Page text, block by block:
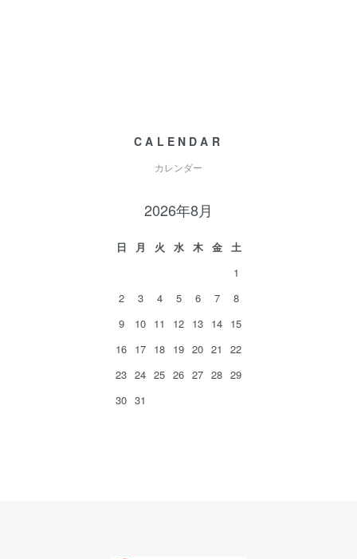
CALENDAR
カレンダー
2026年8月
日 月 火 水 木 金
土
1
2
3 4 5 6 7
8
9
10 11 12 13 14 15
16 17 18 19 20 21
22
23 24 25 26 27 28 29
30 31